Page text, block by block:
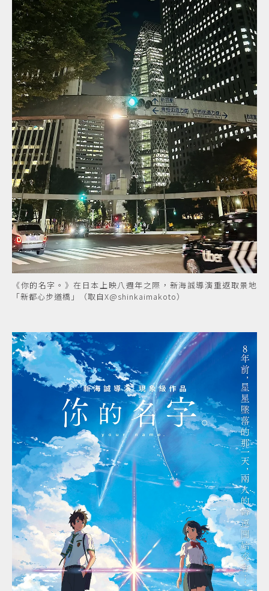
《你的名字。》在日本上映八週年之際，新海誠導演重返取景地
「新都心步道橋」（取自X@shinkaimakoto）